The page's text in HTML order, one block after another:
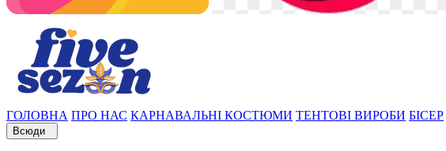
ГОЛОВНА ПРО НАС КАРНАВАЛЬНІ КОСТЮМИ ТЕНТОВІ ВИРОБИ БІСЕР
Всюди